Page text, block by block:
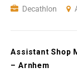
Decathlon
Assistant Shop
– Arnhem